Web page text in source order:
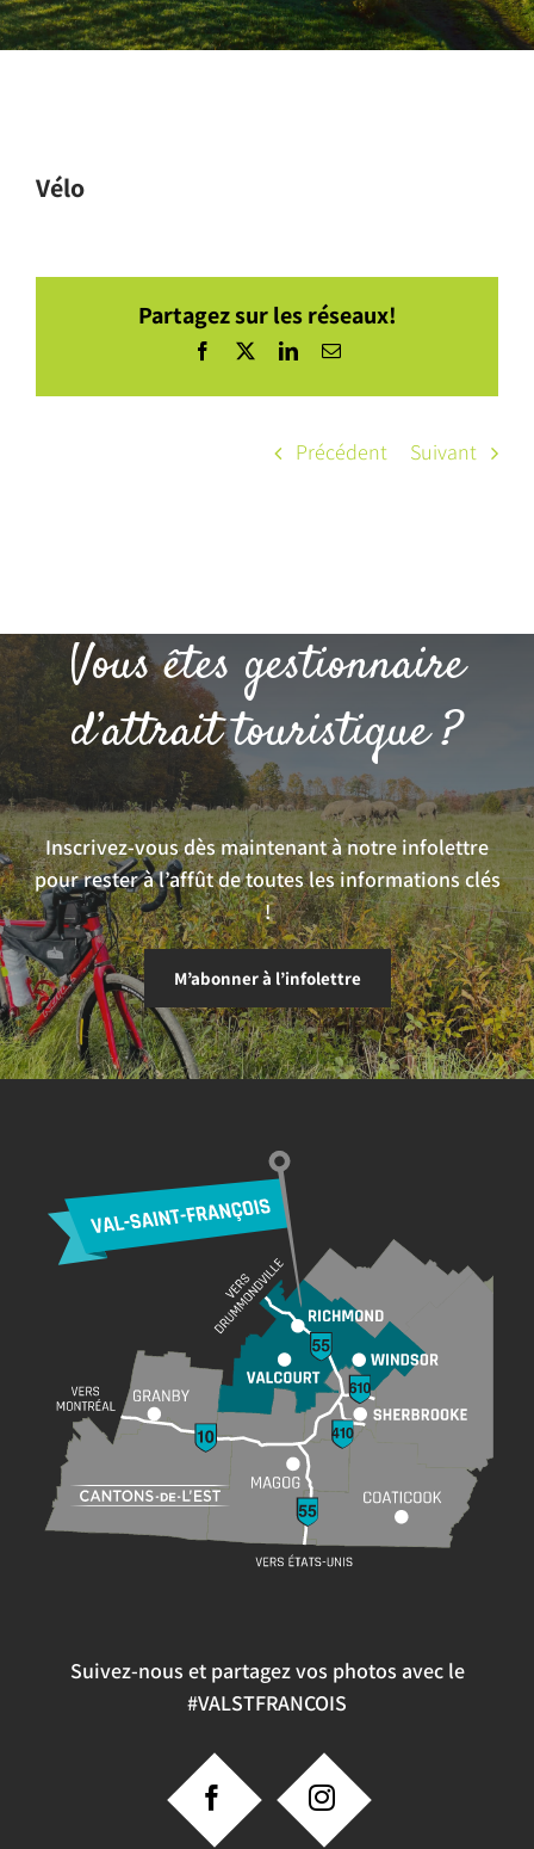
Vélo
Partagez sur les réseaux!
Facebook LinkedInCourriel
Précédent Suivant
Vous êtes gestionnaire
d’attrait touristique ?
Inscrivez-vous dès maintenant à notre infolettre
pour rester à l’affût de toutes les informations clés
!
M’abonner à l’infolettre
Suivez-nous et partagez vos photos avec le
#VALSTFRANCOIS